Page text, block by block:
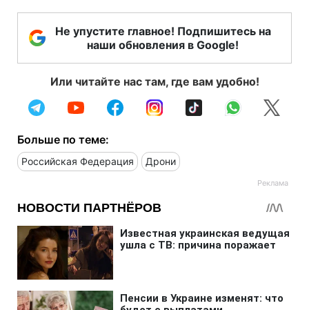
Не упустите главное! Подпишитесь на
наши обновления в Google!
Или читайте нас там, где вам удобно!
Больше по теме:
Российская Федерация Дрони